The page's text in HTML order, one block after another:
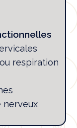
respiration
nerveux